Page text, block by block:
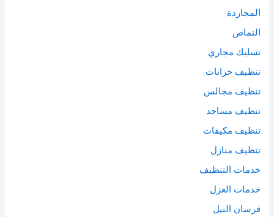
المجاردة
النماص
تسليك مجاري
تنظيف خزانات
تنظيف مجالس
تنظيف مساجد
تنظيف مكيفات
تنظيف منازل
خدمات التنظيف
خدمات العزل
فرسان النيل